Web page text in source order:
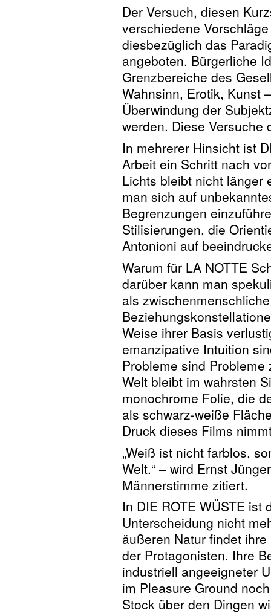
Der Versuch, diesen
verschiedene
diesbezüglich das
angeboten. Bürgerliche
Grenzbereiche des
Wahnsinn, Erotik, Kunst
Überwindung der
werden. Diese Versuche
In mehrerer Hinsicht ist
Arbeit ein Schritt nach
Lichts bleibt nicht länger
man sich auf
Begrenzungen
Stilisierungen, die
Antonioni auf
Warum für LA NOTTE
darüber kann man
als
Weise ihrer Basis
emanzipative Intuition
Probleme sind
Welt bleibt im wahrsten
monochrome Folie, die
als schwarz-weiße
Druck dieses Films
„Weiß ist nicht farblos,
Welt.“ – wird Ernst
Männerstimme zitiert.
In DIE ROTE WÜSTE ist
Unterscheidung nicht
äußeren Natur findet
der Protagonisten. Ihre
industriell angeeigneter
im Pleasure Ground
Stock über den Dingen